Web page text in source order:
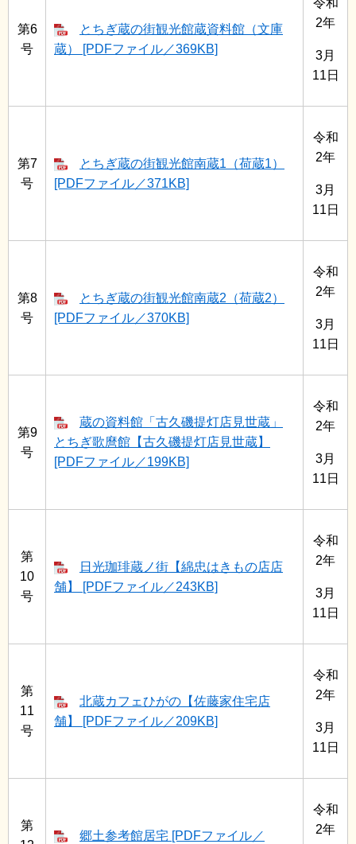
第6
号
とちぎ蔵の街観光館蔵資料館（文庫
蔵） [PDFファイル／369KB]
令和
2年
3月
11日
第7
号
とちぎ蔵の街観光館南蔵1（荷蔵1）
[PDFファイル／371KB]
令和
2年
3月
11日
第8
号
とちぎ蔵の街観光館南蔵2（荷蔵2）
[PDFファイル／370KB]
令和
2年
3月
11日
第9
号
蔵の資料館「古久磯提灯店見世蔵」
とちぎ歌麿館【古久磯提灯店見世蔵】
[PDFファイル／199KB]
令和
2年
3月
11日
第
10
号
日光珈琲蔵ノ街【綿忠はきもの店店
舗】 [PDFファイル／243KB]
令和
2年
3月
11日
第
11
号
北蔵カフェひがの【佐藤家住宅店
舗】 [PDFファイル／209KB]
令和
2年
3月
11日
第
郷土参考館居宅 [PDFファイル／
令和
2年